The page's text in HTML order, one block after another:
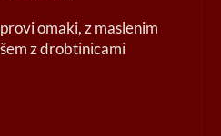
omaki, z maslenim
z drobtinicami